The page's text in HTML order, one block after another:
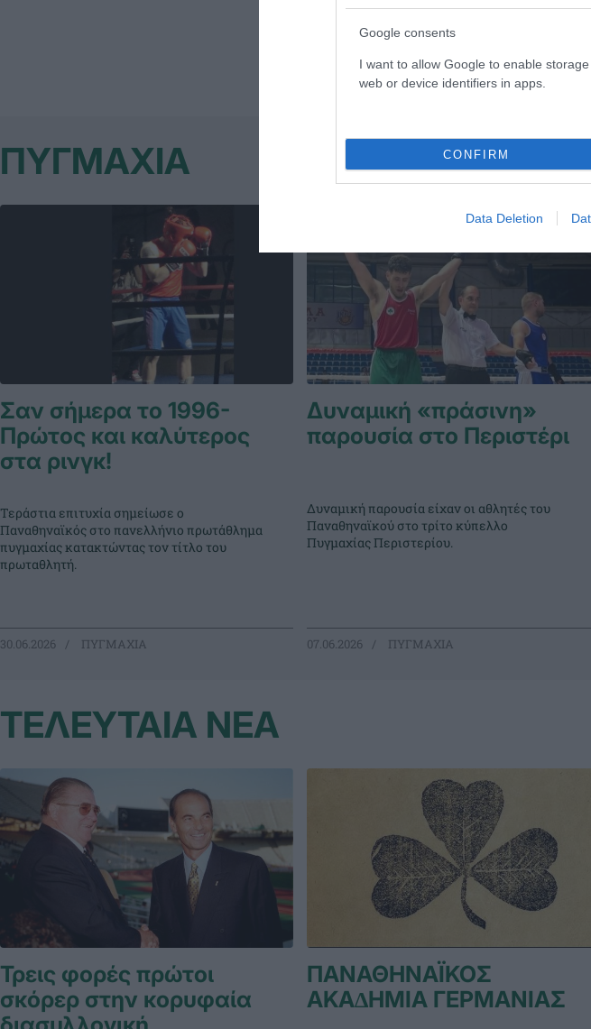
Google consents
I want to allow Google to enable
web or device identifiers in apps.
CONFIRM
Data Deletion
ΠΥΓΜΑΧΙΑ
Σαν σήμερα το 1996-
Πρώτος και καλύτερος
στα ρινγκ!
Τεράστια επιτυχία σημείωσε ο
Παναθηναϊκός στο πανελλήνιο πρωτάθλημα
πυγμαχίας κατακτώντας τον τίτλο του
πρωταθλητή.
30.06.2026 ΠΥΓΜΑΧΙΑ
Δυναμική «πράσινη»
παρουσία στο Περιστέρι
Δυναμική παρουσία είχαν οι αθλητές του
Παναθηναϊκού στο τρίτο κύπελλο
Πυγμαχίας Περιστερίου.
07.06.2026 ΠΥΓΜΑΧΙΑ
ΤΕΛΕΥΤΑΙΑ ΝΕΑ
Τρεις φορές πρώτοι
σκόρερ στην κορυφαία
ΠΑΝΑΘΗΝΑΪΚΟΣ
ΑΚΑ∆ΗΜΙΑ ΓΕΡΜΑΝΙΑΣ